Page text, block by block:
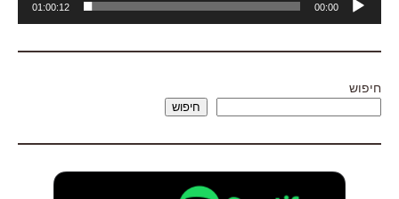
אודיו
00:00
01:00:12
חיפוש
חיפוש